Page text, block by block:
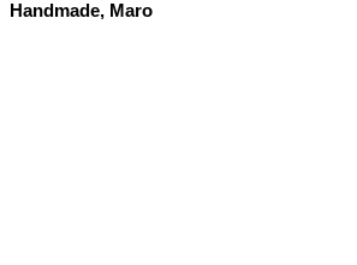
Handmade, Maro